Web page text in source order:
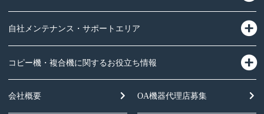
自社メンテナンス・サポートエリア
コピー機・複合機に関するお役立ち情報
会社概要 OA機器代理店募集